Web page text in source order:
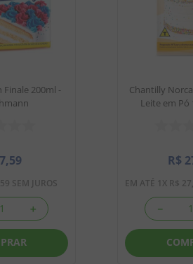
Finale 200ml -
7,59
59 SEM JUROS
＋
Chantilly
Leite em Pó
R$
EM ATÉ 1 X R$ 27,
－